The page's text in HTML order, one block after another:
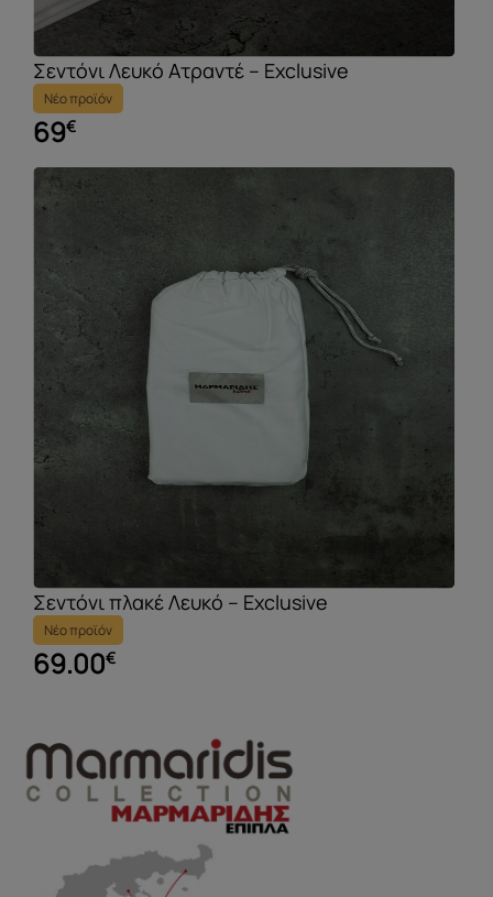
Σεντόνι Λευκό Ατραντέ – Exclusive
Νέο προϊόν
69€
Σεντόνι πλακέ Λευκό – Exclusive
Νέο προϊόν
69.00€